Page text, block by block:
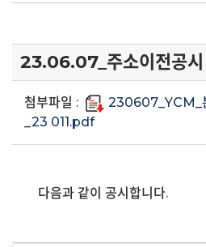
23.06.07_주소이전공시
첨부파일 :
230607_YCM_
_23 011.pdf
다음과 같이 공시합니다.